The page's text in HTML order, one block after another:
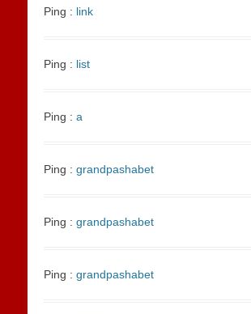
Ping : link
Ping : list
Ping : a
Ping : grandpashabet
Ping : grandpashabet
Ping : grandpashabet